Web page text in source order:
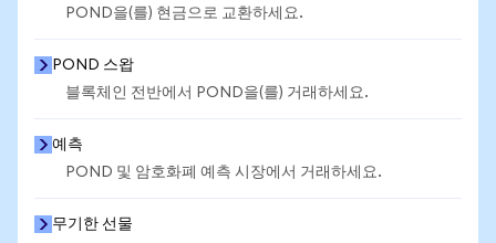
POND을(를) 현금으로 교환하세요.
POND 스왑
블록체인 전반에서 POND을(를) 거래하세요.
예측
POND 및 암호화폐 예측 시장에서 거래하세요.
무기한 선물